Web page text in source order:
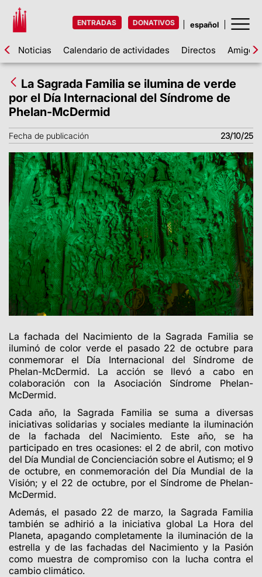
ENTRADAS DONATIVOS
Noticias Calendario de actividades Directos Amigos
La Sagrada Familia se ilumina de verde
por el Día Internacional del Síndrome de
Phelan-McDermid
Fecha de publicación 23/10/25
La fachada del Nacimiento de la Sagrada Familia se
iluminó de color verde el pasado 22 de octubre para
conmemorar el Día Internacional del Síndrome de
Phelan-McDermid. La acción se llevó a cabo en
colaboración con la Asociación Síndrome Phelan-
McDermid.
Cada año, la Sagrada Familia se suma a diversas
iniciativas solidarias y sociales mediante la iluminación
de la fachada del Nacimiento. Este año, se ha
participado en tres ocasiones: el 2 de abril, con motivo
del Día Mundial de Concienciación sobre el Autismo; el 9
de octubre, en conmemoración del Día Mundial de la
Visión; y el 22 de octubre, por el Síndrome de Phelan-
McDermid.
Además, el pasado 22 de marzo, la Sagrada Familia
también se adhirió a la iniciativa global La Hora del
Planeta, apagando completamente la iluminación de la
estrella y de las fachadas del Nacimiento y la Pasión
como muestra de compromiso con la lucha contra el
cambio climático.